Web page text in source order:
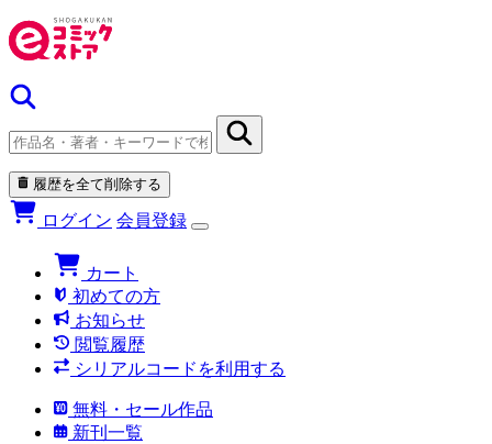
履歴を全て削除する
ログイン 会員登録
カート
初めての方
お知らせ
閲覧履歴
シリアルコードを利用する
無料・セール作品
新刊一覧